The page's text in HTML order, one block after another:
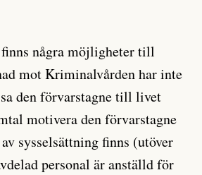
några möjligheter till
mot Kriminalvården har inte
den förvarstagne till livet
motivera den förvarstagne
sysselsättning finns (utöver
personal är anställd för